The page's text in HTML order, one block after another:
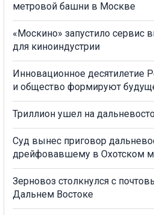
метровой башни в Москве
«Москино» запустило сервис
для киноиндустрии
Инновационное десятилетие
и общество формируют
Триллион ушел на
Суд вынес приговор
дрейфовавшему в Охотском
Зерновоз столкнулся с
Дальнем Востоке